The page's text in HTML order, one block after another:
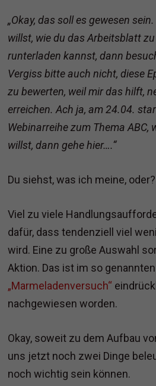
„Okay, das soll es gewesen
willst, wie du das Arbeitsblatt
runterladen kannst, dann
Vergiss bitte auch nicht, diese
zu bewerten, weil mir das hilft,
erreichen. Ach ja, am 24.04.
Webinarreihe zum Thema ABC,
willst, dann gehe hier….“
Du siehst, was ich meine,
Viel zu viele
dafür, dass tendenziell viel
wird. Eine zu große Auswahl
Aktion. Das ist im so genannten
„Marmeladenversuch“
nachgewiesen worden.
Okay, soweit zu dem Aufbau
uns jetzt noch zwei Dinge
noch wichtig sein können.